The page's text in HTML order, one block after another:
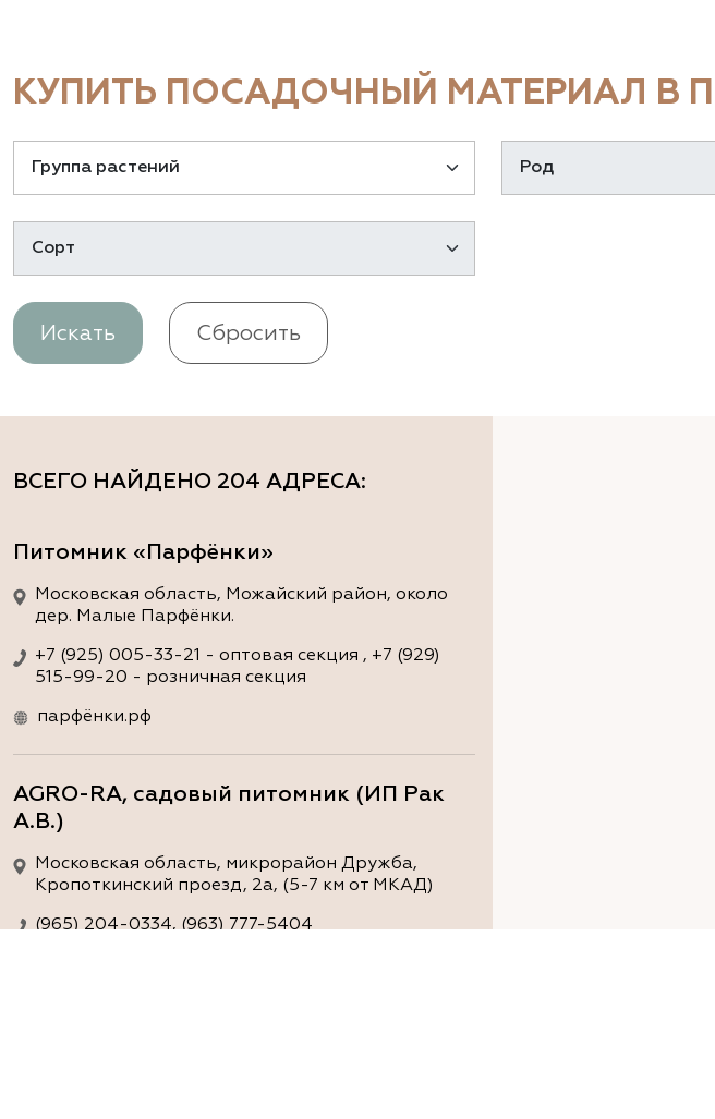
КУПИТЬ ПОСАДОЧНЫЙ МАТЕРИАЛ В
Искать Сбросить
ВСЕГО НАЙДЕНО 204 АДРЕСА:
Питомник «Парфёнки»
Московская область, Можайский район, около
дер. Малые Парфёнки.
+7 (925) 005-33-21 - оптовая секция , +7 (929)
515-99-20 - розничная секция
парфёнки.рф
AGRO-RA, садовый питомник (ИП Рак
А.В.)
Московская область, микрорайон Дружба,
Кропоткинский проезд, 2а, (5-7 км от МКАД)
(965) 204-0334, (963) 777-5404